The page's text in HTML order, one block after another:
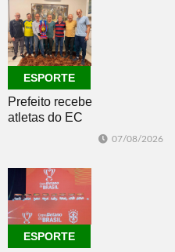
ESPORTE
Prefeito recebe
atletas do EC
Master 65+
07/08/2026
ESPORTE